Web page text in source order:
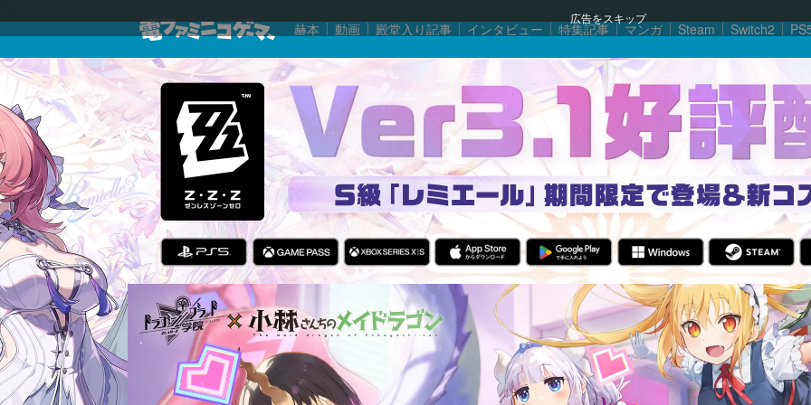
広告をスキップ
赫本 動画 殿堂入り記事 インタビュー 特集記事 マンガ Steam Switch2